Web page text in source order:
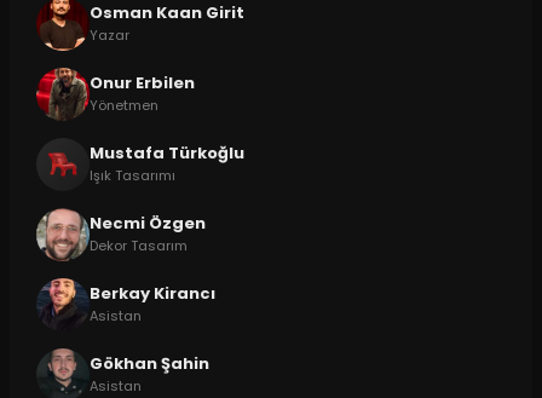
Osman Kaan Girit
Yazar
Onur Erbilen
Yönetmen
Mustafa Türkoğlu
Işık Tasarımı
Necmi Özgen
Dekor Tasarım
Berkay Kirancı
Asistan
Gökhan Şahin
Asistan